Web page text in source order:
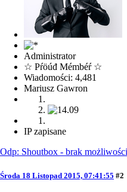
Administrator
☆ Pŕöúđ Mémbéŕ ☆
Wiadomości: 4,481
Mariusz Gawron
IP zapisane
Odp: Shoutbox - brak
Środa 18 Listopad 2015, 07:41:55 #2